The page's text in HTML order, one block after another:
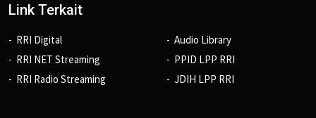
Link Terkait
RRI Digital
RRI NET Streaming
RRI Radio Streaming
Audio Library
PPID LPP RRI
JDIH LPP RRI